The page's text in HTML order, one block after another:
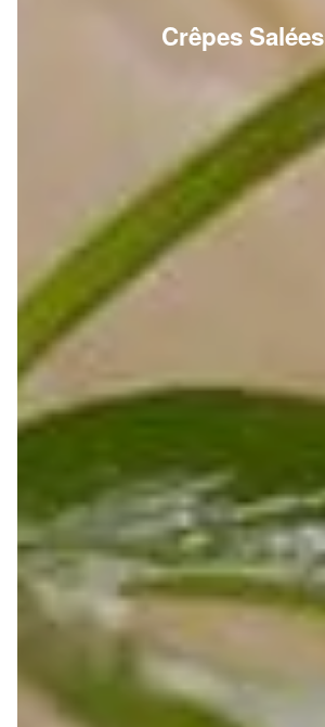
Crêpes Salées